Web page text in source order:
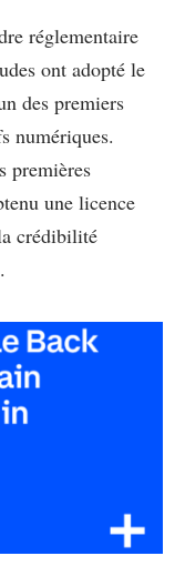
réglementaire
ont adopté le
des premiers
numériques.
premières
une licence
crédibilité